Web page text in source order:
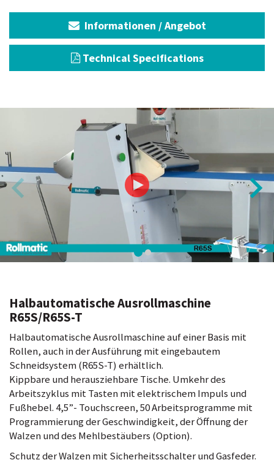
Informationen / Angebot
Technical Specifications
Halbautomatische Ausrollmaschine
R65S/R65S-T
Halbautomatische Ausrollmaschine auf einer Basis mit
Rollen, auch in der Ausführung mit eingebautem
Schneidsystem (R65S-T) erhältlich.
Kippbare und herausziehbare Tische. Umkehr des
Arbeitszyklus mit Tasten mit elektrischem Impuls und
Fußhebel. 4,5”- Touchscreen, 50 Arbeitsprogramme mit
Programmierung der Geschwindigkeit, der Öffnung der
Walzen und des Mehlbestäubers (Option).
Schutz der Walzen mit Sicherheitsschalter und Gasfeder.